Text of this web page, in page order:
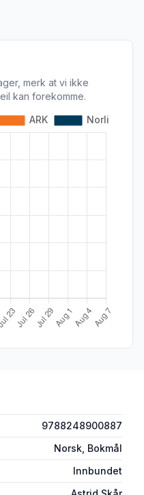
merk at vi ikke
kan forekomme.
9788248900887
Norsk, Bokmål
Innbundet